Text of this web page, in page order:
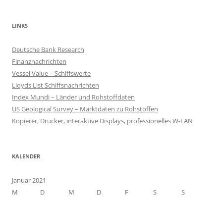
LINKS
Deutsche Bank Research
Finanznachrichten
Vessel Value – Schiffswerte
Lloyds List Schiffsnachrichten
Index Mundi – Länder und Rohstoffdaten
US Geological Survey – Marktdaten zu Rohstoffen
Kopierer, Drucker, interaktive Displays, professionelles W-LAN
KALENDER
Januar 2021
M
D M D F S
S